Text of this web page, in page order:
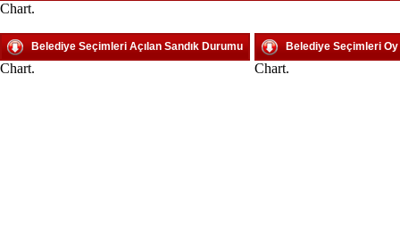
Chart.
Belediye Seçimleri Açılan Sandık Durumu
Chart.
Belediye Seçimleri
Chart.